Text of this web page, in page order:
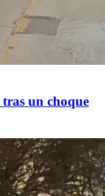
tras un choque